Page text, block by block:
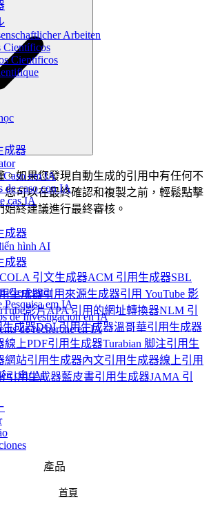
Arbeiten
Científicos
Científicos
成器
Caso em IA
de caso con IA
cas IA
成器
hình AI
成器
Generator
Pesquisa em IA
de Investigación en IA
de recherche en IA
cứu AI
。如果您發現自動生成的引用中有任何不
您可以在最終確認和複製之前，輕鬆點擊
終建議進行最終審核。
引文生成器ACM 引用生成器SBL
生成器引用來源生成器引用 YouTube 影
影片APA 引用的網址轉換器NLM 引
生成器DOI 引用生成器溫哥華引用生成器
線上PDF引用生成器Turabian 脚注引用生
網站引用生成器內文引用生成器線上引用
引用生成器藍皮書引用生成器JAMA 引
產品
首頁